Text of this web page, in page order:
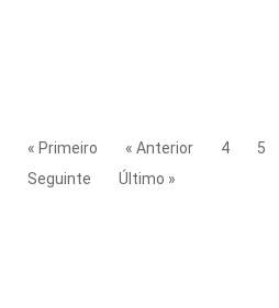
« Primeiro « Anterior 4 5
Seguinte
Último »